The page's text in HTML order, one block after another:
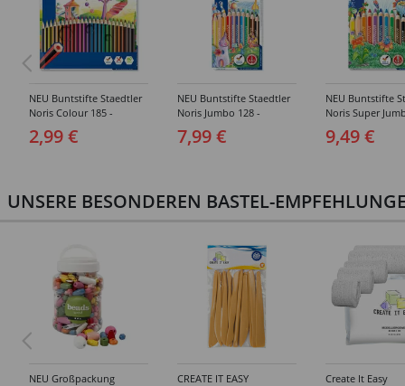
NEU Buntstifte Staedtler
Noris Colour 185 -
Verschiedene
Ausführungen
2,99 €
NEU Buntstifte Staedtler
Noris Jumbo 128 -
Verschiedene
Ausführungen
7,99 €
NEU Buntstifte
Noris Super
Verschiedene
Ausführungen
9,49 €
UNSERE BESONDEREN BASTEL-
NEU Großpackung
CREATE IT EASY
Create It Easy